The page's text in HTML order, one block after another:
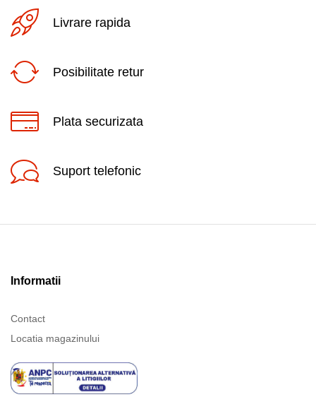
Livrare rapida
Posibilitate retur
Plata securizata
Suport telefonic
Informatii
Contact
Locatia magazinului